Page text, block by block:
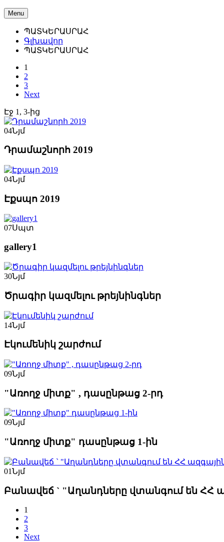
Menu
ՊԱՏԿԵՐԱՍՐԱՀ
Գլխավոր
ՊԱՏԿԵՐԱՍՐԱՀ
1
2
3
Next
Էջ 1, 3-ից
04Նյմ
Դրամաշնորհ 2019
04Նյմ
Էքսպո 2019
07Սպտ
gallery1
30Նյմ
Ծրագիր կազմելու թրեյնինգներ
14Նյմ
Էկումենիկ շարժում
09Նյմ
"Առողջ միտք" , դասընթաց 2-րդ
09Նյմ
"Առողջ միտք" դասընթաց 1-ին
01Նյմ
Բանավեճ ` "Աղանդները վտանգում են ՀՀ
1
2
3
Next